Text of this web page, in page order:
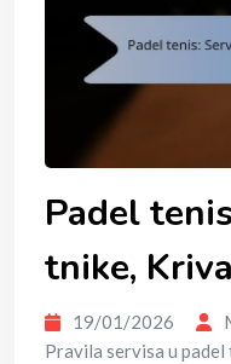
Padel
tnike,
19/01/2026
Pravila servisa u padel